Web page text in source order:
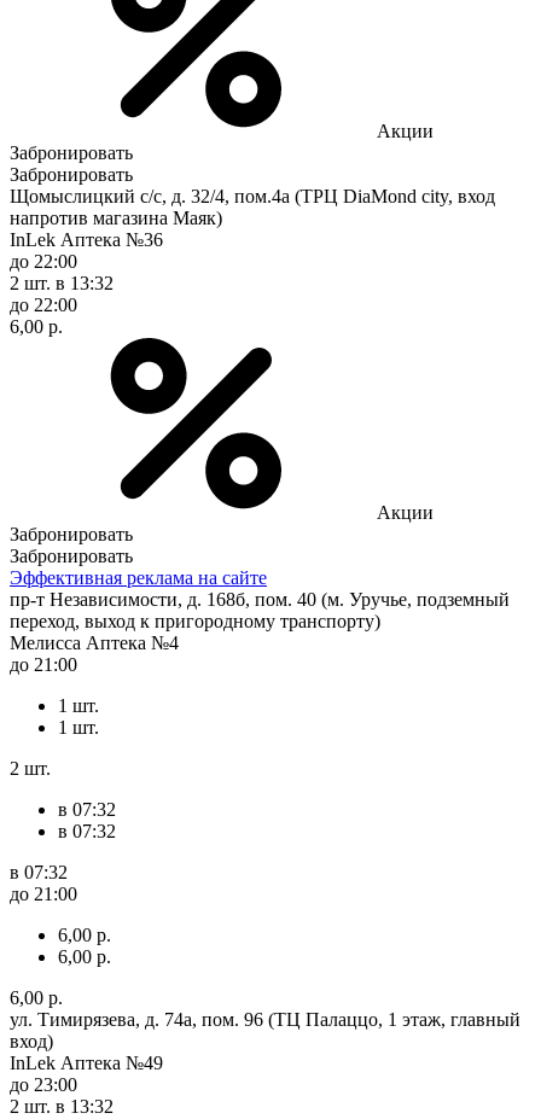
Акции
Забронировать
Забронировать
Щомыслицкий с/с, д. 32/4, пом.4а (ТРЦ DiaMond city, вход
напротив магазина Маяк)
InLek Аптека №36
до 22:00
2 шт. в 13:32
до 22:00
6,00 р.
Акции
Забронировать
Забронировать
Эффективная реклама на сайте
пр-т Независимости, д. 168б, пом. 40 (м. Уручье, подземный
переход, выход к пригородному транспорту)
Мелисса Аптека №4
до 21:00
1 шт.
1 шт.
2 шт.
в 07:32
в 07:32
в 07:32
до 21:00
6,00 р.
6,00 р.
6,00 р.
ул. Тимирязева, д. 74а, пом. 96 (ТЦ Палаццо, 1 этаж, главный
вход)
InLek Аптека №49
до 23:00
2 шт. в 13:32